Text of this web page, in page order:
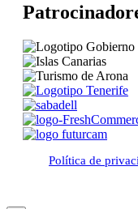
Política de